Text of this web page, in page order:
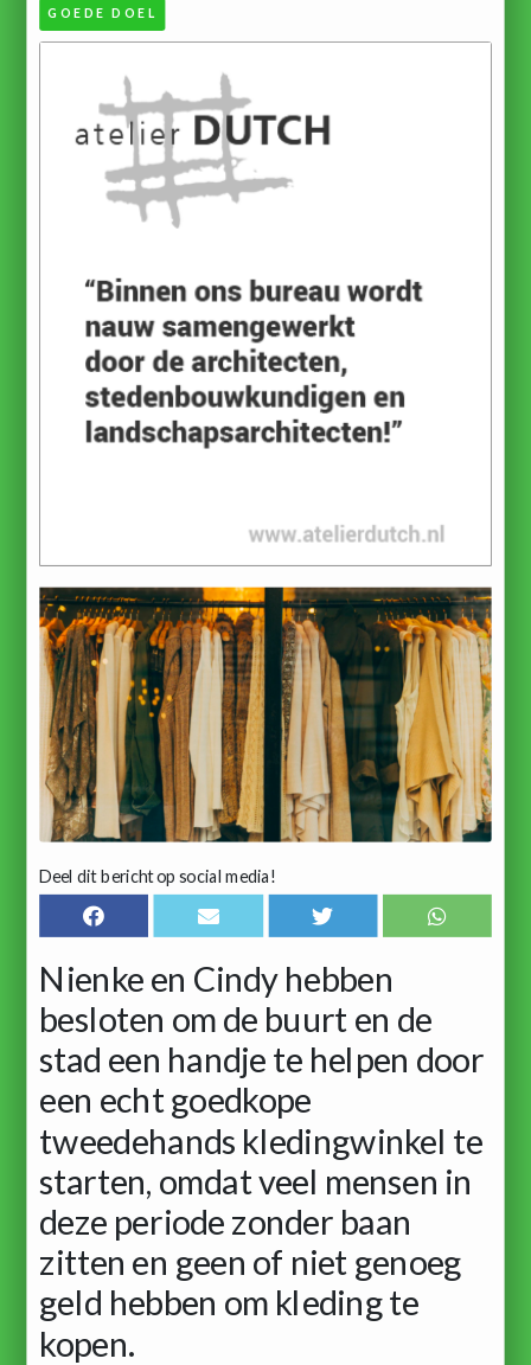
GOEDE DOEL
Deel dit bericht op social media!
Nienke en Cindy hebben
besloten om de buurt en de
stad een handje te helpen door
een echt goedkope
tweedehands kledingwinkel te
starten, omdat veel mensen in
deze periode zonder baan
zitten en geen of niet genoeg
geld hebben om kleding te
kopen.